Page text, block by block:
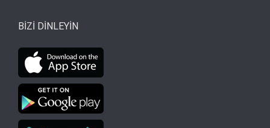
BİZİ DİNLEYİN